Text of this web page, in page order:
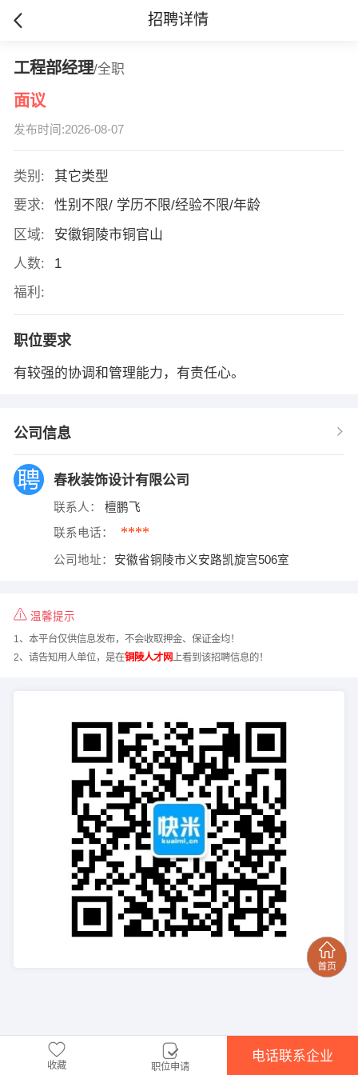
招聘详情
工程部经理/全职
面议
发布时间:2026-08-07
类别:
其它类型
要求:
性别不限/ 学历不限/经验不限/年龄
区域:
安徽铜陵市铜官山
人数:
1
福利:
职位要求
有较强的协调和管理能力，有责任心。
公司信息
春秋装饰设计有限公司
联系人： 檀鹏飞
联系电话： ****
公司地址： 安徽省铜陵市义安路凯旋宫506室
温馨提示
1、本平台仅供信息发布，不会收取押金、保证金均！
2、请告知用人单位，是在铜陵人才网上看到该招聘信息的！
收藏 职位申请
电话联系企业